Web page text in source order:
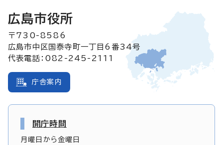
広島市役所
〒730-8586
広島市中区国泰寺町一丁目6番34号
代表電話：082-245-2111
庁舎案内
開庁時間
月曜日から金曜日